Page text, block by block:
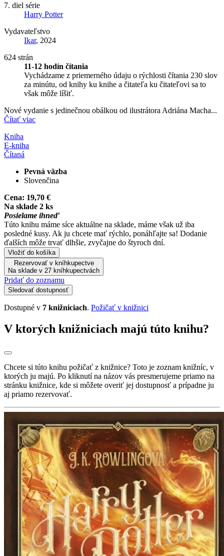
7. diel série
Harry Potter
Vydavateľstvo
Ikar, 2024
624 strán
11-12 hodín čítania
Vychádzame z priemerného údaju o rýchlosti čítania 230 slov
za minútu, od knihy ku knihe a čitateľa ku čitateľovi sa to
však môže líšiť.
Nové vydanie s jedinečnou obálkou od ilustrátora Adriána Macha...
Čítať viac
Kniha
E-kniha
Čítaná
Pevná väzba
Slovenčina
Cena: 19,70 €
Na sklade 2 ks
Posielame ihneď
Túto knihu máme síce aktuálne na sklade, máme však už iba
posledné kusy. Ak ju chcete mať rýchlo, ponáhľajte sa! Dodanie
ďalších môže trvať dlhšie, zvyčajne do štyroch dní.
Vložiť do košíka
Rezervovať v kníhkupectve
Na sklade v 27 kníhkupectvách
Pridať do zoznamu
Sledovať dostupnosť
Dostupné v 7 knižniciach. Požičať v knižnici
V ktorých knižniciach majú túto knihu?
Chcete si túto knihu požičať z knižnice? Toto je zoznam knižníc, v
ktorých ju majú. Po kliknutí na názov vás presmerujeme priamo na
stránku knižnice, kde si môžete overiť jej dostupnosť a prípadne ju
aj priamo rezervovať.